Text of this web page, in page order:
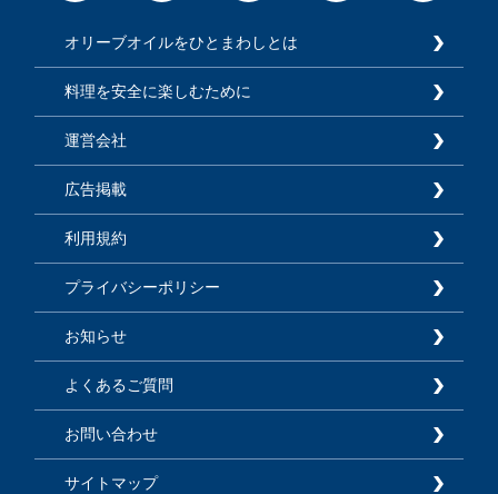
オリーブオイルをひとまわしとは
料理を安全に楽しむために
運営会社
広告掲載
利用規約
プライバシーポリシー
お知らせ
よくあるご質問
お問い合わせ
サイトマップ